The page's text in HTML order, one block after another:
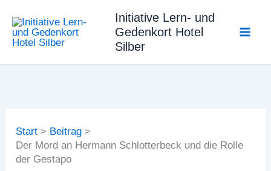
Inhalt
springen
Initiative Lern- und
Gedenkort Hotel
Silber
Start
Beitrag
Der Mord an Hermann Schlotterbeck und die Rolle
der Gestapo